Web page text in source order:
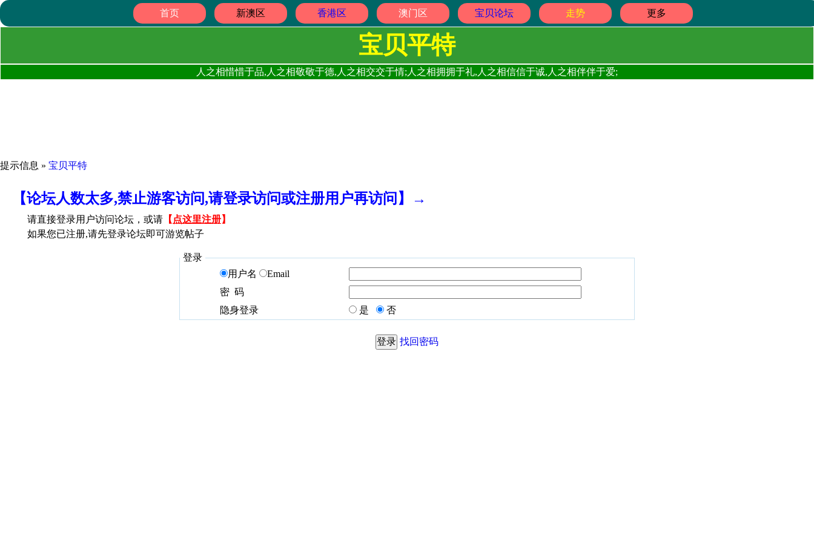
首页 新澳区 香港区 澳门区 宝贝论坛 走势 更多
宝贝平特
人之相惜惜于品,人之相敬敬于德,人之相交交于情;人之相拥拥于礼,人之相信信于诚,人之相伴伴于爱;
提示信息 » 宝贝平特
【论坛人数太多,禁止游客访问,请登录访问或注册用户再访问】→
请直接登录用户访问论坛，或请 【 点这里注册】
如果您已注册,请先登录论坛即可游览帖子
登录
用户名
Email
密 码
隐身登录
是 否
找回密码